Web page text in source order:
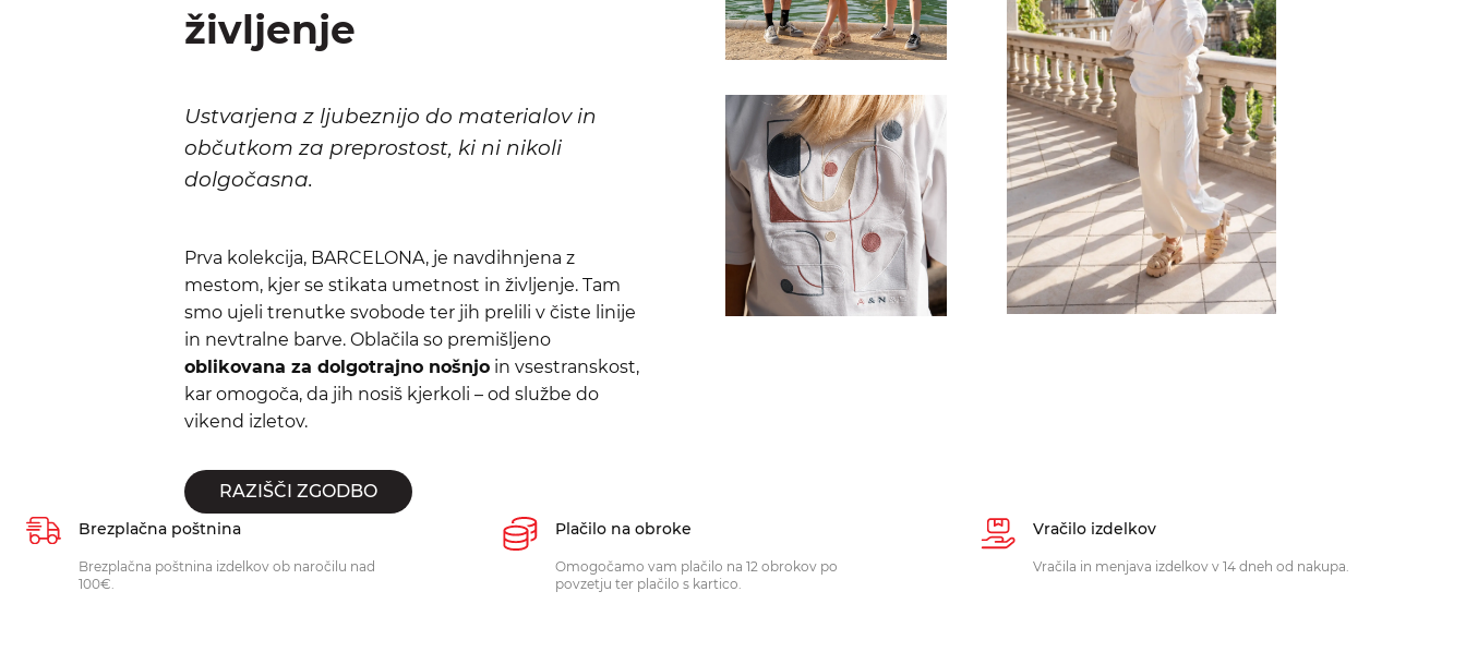
življenje
Ustvarjena z ljubeznijo do materialov in
občutkom za preprostost, ki ni nikoli
dolgočasna.
Prva kolekcija, BARCELONA, je navdihnjena z
mestom, kjer se stikata umetnost in življenje. Tam
smo ujeli trenutke svobode ter jih prelili v čiste linije
in nevtralne barve. Oblačila so premišljeno
oblikovana za dolgotrajno nošnjoin vsestranskost,
kar omogoča, da jih nosiš kjerkoli – od službe do
vikend izletov.
RAZIŠČI ZGODBO
Brezplačna poštnina
Brezplačna poštnina izdelkov ob naročilu nad
100€.
Plačilo na obroke
Omogočamo vam plačilo na 12 obrokov po
povzetju ter plačilo s kartico.
Vračilo izdelkov
Vračila in menjava izdelkov v 14 dneh od nakupa.